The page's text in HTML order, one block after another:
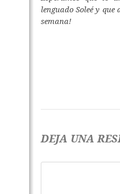
lenguado Soleé y
semana!
DEJA UNA